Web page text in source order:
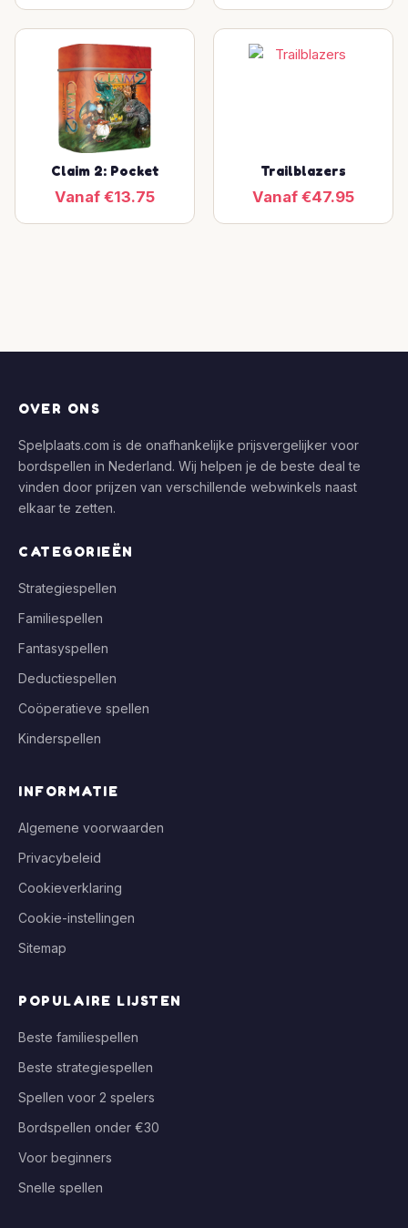
Claim 2: Pocket
Vanaf €13.75
Trailblazers
Vanaf €47.95
OVER ONS
Spelplaats.com is de onafhankelijke prijsvergelijker voor
bordspellen in Nederland. Wij helpen je de beste deal te
vinden door prijzen van verschillende webwinkels naast
elkaar te zetten.
CATEGORIEËN
Strategiespellen
Familiespellen
Fantasyspellen
Deductiespellen
Coöperatieve spellen
Kinderspellen
INFORMATIE
Algemene voorwaarden
Privacybeleid
Cookieverklaring
Cookie-instellingen
Sitemap
POPULAIRE LIJSTEN
Beste familiespellen
Beste strategiespellen
Spellen voor 2 spelers
Bordspellen onder €30
Voor beginners
Snelle spellen